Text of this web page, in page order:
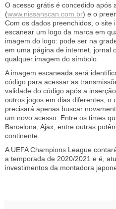
O acesso grátis é concedido após
(www.nissanscan.com.br) e o
Com os dados preenchidos, o site
escanear um logo da marca em
imagem do logo: pode ser na
em uma página de internet, jornal
qualquer imagem do símbolo.
A imagem escaneada será
código para acessar as
validade do código após a
outros jogos em dias diferentes, o
precisará apenas buscar
um novo acesso. Entre os times
Barcelona, Ajax, entre outras
continente.
A UEFA Champions League
a temporada de 2020/2021 e é,
investimentos da montadora